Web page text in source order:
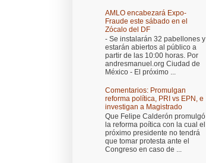
AMLO encabezará Expo-
Fraude este sábado en el
Zócalo del DF
- Se instalarán 32 pabellones y
estarán abiertos al público a
partir de las 10:00 horas. Por
andresmanuel.org Ciudad de
México - El próximo ...
Comentarios: Promulgan
reforma política, PRI vs EPN, e
investigan a Magistrado
Que Felipe Calderón promulgó
la reforma poítica con la cual el
próximo presidente no tendrá
que tomar protesta ante el
Congreso en caso de ...